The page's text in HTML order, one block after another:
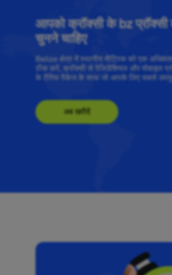
आपको क्रॉक्सी के bz प्रॉक्सी
चुनने चाहिए
Belize क्षेत्र में स्थानीय मीट्रिक को एक
ठीक करें, क्रॉक्सी से रेजिडेंशियल और मोबाइल
के टैरिफ पैकेज के साथ जो आपके लिए सबसे
अब खरीदें